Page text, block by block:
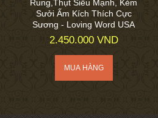
Rung,Thụt Siêu Mạnh, Kèm
Sưởi Ấm Kích Thích Cực
Sương - Loving Word USA
2.450.000 VND